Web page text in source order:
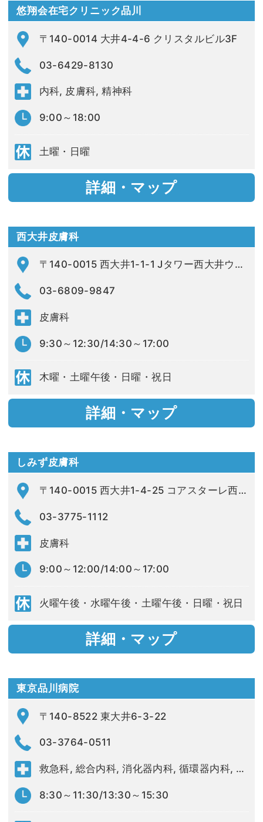
悠翔会在宅クリニック品川
〒140-0014 大井4-4-6 クリスタルビル3F
03-6429-8130
内科, 皮膚科, 精神科
9:00～18:00
土曜・日曜
詳細・マップ
西大井皮膚科
〒140-0015 西大井1-1-1 Jタワー西大井ウエストコートA207
03-6809-9847
皮膚科
9:30～12:30/14:30～17:00
木曜・土曜午後・日曜・祝日
詳細・マップ
しみず皮膚科
〒140-0015 西大井1-4-25 コアスターレ西大井第1ビル 3F
03-3775-1112
皮膚科
9:00～12:00/14:00～17:00
火曜午後・水曜午後・土曜午後・日曜・祝日
詳細・マップ
東京品川病院
〒140-8522 東大井6-3-22
03-3764-0511
救急科, 総合内科, 消化器内科, 循環器内科, 呼吸器内科, 血液内科, 内分泌糖尿病内科, 腎臓内科, 透析科, 脳神経内科, 腫瘍内科, 外科, 脳神経外科, 脊椎脊髄外科, 整形外科, 血管外科, 呼吸器外科, 乳腺甲状腺外科, 泌尿器科, リハビリテーション科, 眼科, 耳鼻咽喉科, 皮膚科, 形成外科, 精神科, 産婦人科, 小児科, 歯科口腔外科, 放射線科, 病理診断科, 麻酔科, 臨床検査科, 緩和ケア科
8:30～11:30/13:30～15:30